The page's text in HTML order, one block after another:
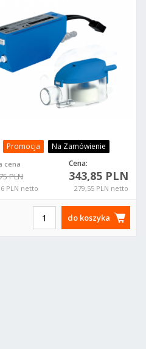
Promocja Na Zamówienie
cena
PLN
PLN netto
Cena:
343,85 PLN
279,55 PLN netto
do koszyka